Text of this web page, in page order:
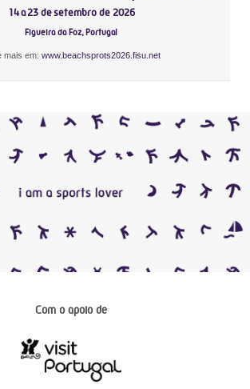
14 a 23 de setembro de 2026
Figueira da Foz, Portugal
mais em: www.beachsprots2026.fisu.net
Com o apoio de